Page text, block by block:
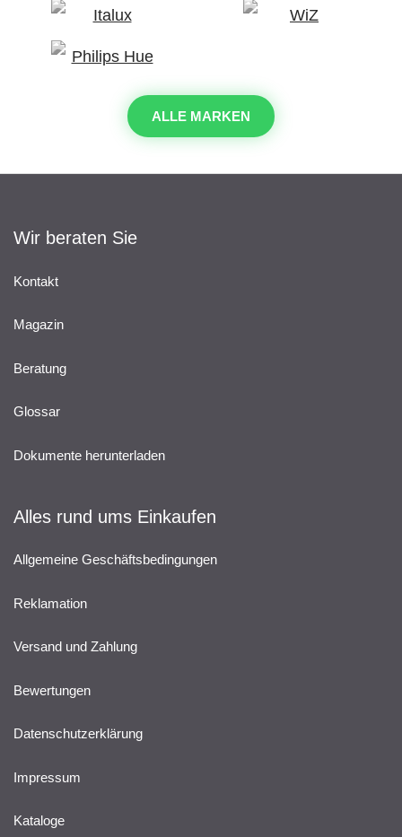
ALLE MARKEN
Wir beraten Sie
Kontakt
Magazin
Beratung
Glossar
Dokumente herunterladen
Alles rund ums Einkaufen
Allgemeine Geschäftsbedingungen
Reklamation
Versand und Zahlung
Bewertungen
Datenschutzerklärung
Impressum
Kataloge